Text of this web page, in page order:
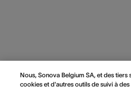
Nous, Sonova Belgium SA, et des tiers
cookies et d'autres outils de suivi à